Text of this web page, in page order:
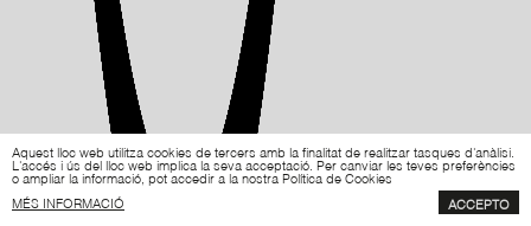
Aquest lloc web utilitza cookies de tercers amb la finalitat de realitzar tasques d'anàlisi.
L'accés i ús del lloc web implica la seva acceptació. Per canviar les teves preferències
o ampliar la informació, pot accedir a la nostra Política de Cookies
MÉS INFORMACIÓ ACCEPTO